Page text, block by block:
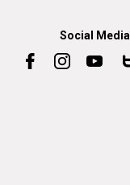
Social Media